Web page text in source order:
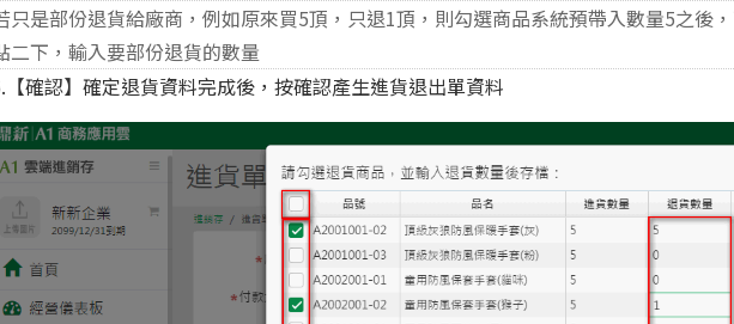
只是部份退貨給廠商，例如原來買5頂，只退1頂，則勾選商品系統預帶入數量5之後
二下，輸入要部份退貨的數量
【確認】確定退貨資料完成後，按確認產生進貨退出單資料